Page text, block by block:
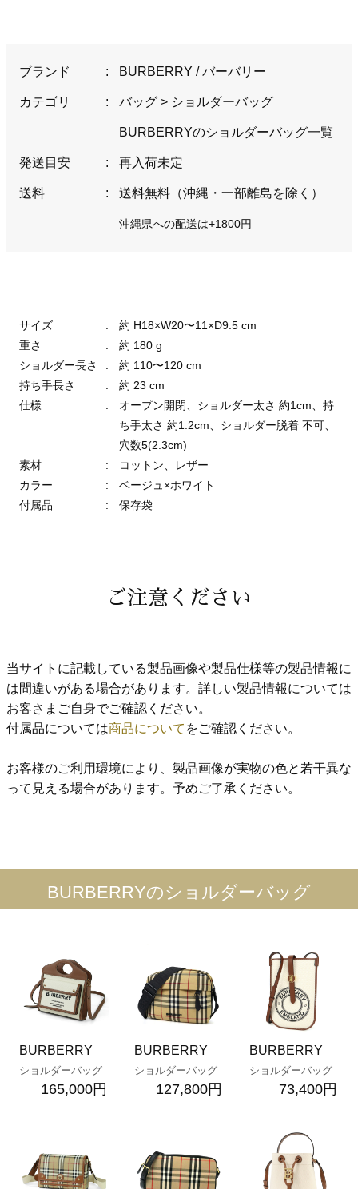
ブランド : BURBERRY / バーバリー
カテゴリ : バッグ> ショルダーバッグ
BURBERRYのショルダーバッグ一覧
発送目安 : 再入荷未定
送料 : 送料無料（沖縄・一部離島を除く）
沖縄県への配送は+1800円
サイズ :
約 H18×W20〜11×D9.5 cm
重さ
:
約 180 g
ショルダー長さ
:
約 110〜120 cm
持ち手長さ
:
約 23 cm
仕様
:
オープン開閉、ショルダー太さ 約1cm、持
ち手太さ 約1.2cm、ショルダー脱着 不可、
穴数5(2.3cm)
素材
:
コットン、レザー
カラー
:
ベージュ×ホワイト
付属品
: 保存袋
ご注意ください
当サイトに記載している製品画像や製品仕様等の製品情報に
は間違いがある場合があります。詳しい製品情報については
お客さまご自身でご確認ください。
付属品については商品について をご確認ください。
お客様のご利用環境により、製品画像が実物の色と若干異な
って見える場合があります。予めご了承ください。
BURBERRYのショルダーバッグ
BURBERRY
ショルダーバッグ
165,000円
BURBERRY
ショルダーバッグ
127,800円
BURBERRY
ショルダーバッグ
73,400円